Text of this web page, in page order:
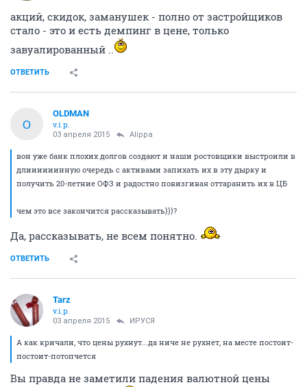
акций, скидок, заманушек - полно от застройщиков
стало - это и есть демпинг в цене, только
завуалированный ..
ОТВЕТИТЬ
O
OLDMAN
v.i.p.
03 апреля 2015 Alippa
вон уже банк плохих долгов создают и наши ростовщики выстроили в
длиииииинную очередь с активами запихать их в эту дырку и
получить 20-летние ОФЗ и радостно повизгивая оттаранить их в ЦБ
чем это все закончится рассказывать)))?
Да, рассказывать, не всем понятно.
ОТВЕТИТЬ
Tarz
v.i.p.
03 апреля 2015 ИРУСЯ
А как кричали, что цены рухнут...да ниче не рухнет, на месте постоит-
постоит-потопчется
Вы правда не заметили падения валютной цены